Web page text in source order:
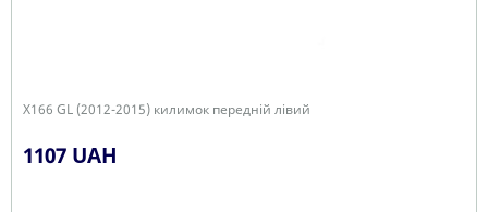
X166 GL (2012-2015) килимок передній лівий
1107 UAH